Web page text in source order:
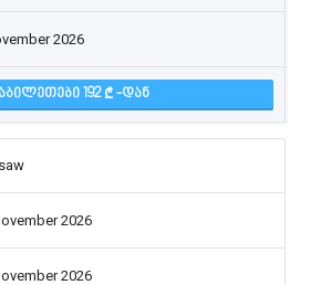
2026
192 -ᲓᲐᲜ
2026
2026